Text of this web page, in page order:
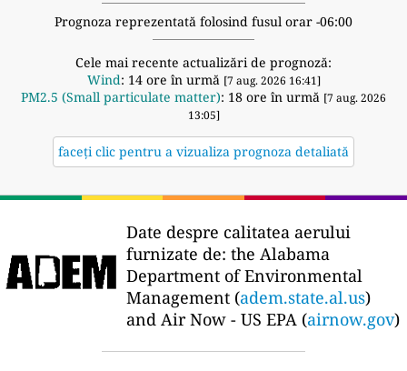
Prognoza reprezentată folosind fusul orar -06:00
Cele mai recente actualizări de prognoză:
Wind: 14 ore în urmă [7 aug. 2026 16:41]
PM2.5 (Small particulate matter): 18 ore în urmă [7 aug. 2026
13:05]
faceți clic pentru a vizualiza prognoza detaliată
Date despre calitatea aerului
furnizate de: the Alabama
Department of Environmental
Management (adem.state.al.us)
and Air Now - US EPA (airnow.gov)